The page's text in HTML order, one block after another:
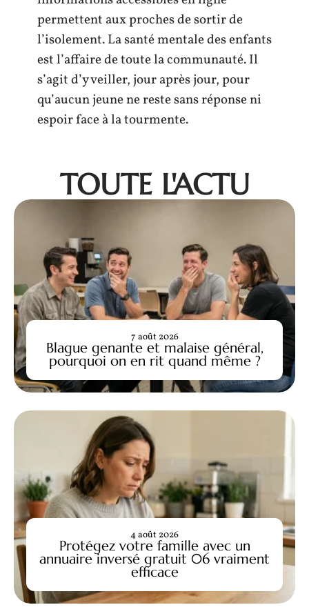
permettent aux proches de sortir de
l’isolement. La santé mentale des enfants
est l’affaire de toute la communauté. Il
s’agit d’y veiller, jour après jour, pour
qu’aucun jeune ne reste sans réponse ni
espoir face à la tourmente.
TOUTE L'ACTU
Blague genante et malaise général,
pourquoi on en rit quand même ?
7 août 2026
Protégez votre famille avec un
annuaire inversé gratuit 06 vraiment
efficace
4 août 2026